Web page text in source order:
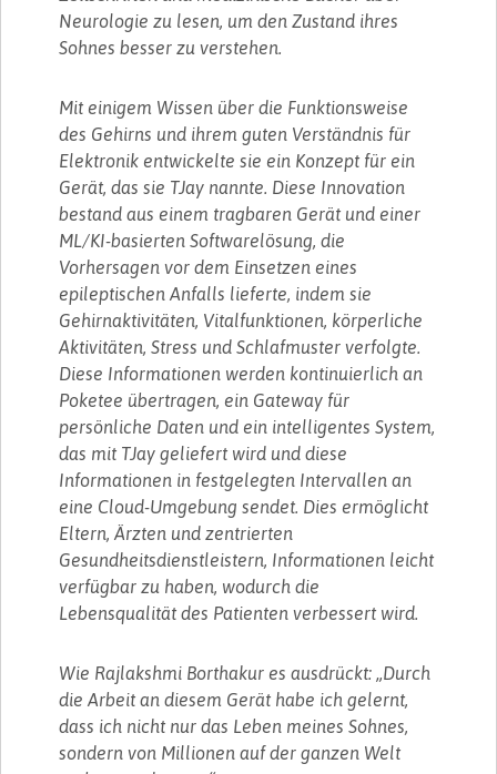
Neurologie zu lesen, um den Zustand ihres
Sohnes besser zu verstehen.
Mit einigem Wissen über die Funktionsweise
des Gehirns und ihrem guten Verständnis für
Elektronik entwickelte sie ein Konzept für ein
Gerät, das sie TJay nannte. Diese Innovation
bestand aus einem tragbaren Gerät und einer
ML/KI-basierten Softwarelösung, die
Vorhersagen vor dem Einsetzen eines
epileptischen Anfalls lieferte, indem sie
Gehirnaktivitäten, Vitalfunktionen, körperliche
Aktivitäten, Stress und Schlafmuster verfolgte.
Diese Informationen werden kontinuierlich an
Poketee übertragen, ein Gateway für
persönliche Daten und ein intelligentes System,
das mit TJay geliefert wird und diese
Informationen in festgelegten Intervallen an
eine Cloud-Umgebung sendet. Dies ermöglicht
Eltern, Ärzten und zentrierten
Gesundheitsdienstleistern, Informationen leicht
verfügbar zu haben, wodurch die
Lebensqualität des Patienten verbessert wird.
Wie Rajlakshmi Borthakur es ausdrückt: „Durch
die Arbeit an diesem Gerät habe ich gelernt,
dass ich nicht nur das Leben meines Sohnes,
sondern von Millionen auf der ganzen Welt